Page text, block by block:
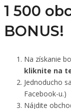
1 500
BONUS!
Na získanie
kliknite na
Jednoducho
Facebook-u.)
Nájdite